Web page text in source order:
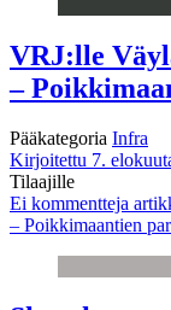
VRJ:lle
–
Pääkategoria Infra
Kirjoitettu 7.
Tilaajille
Ei kommentteja
– Poikkimaantien